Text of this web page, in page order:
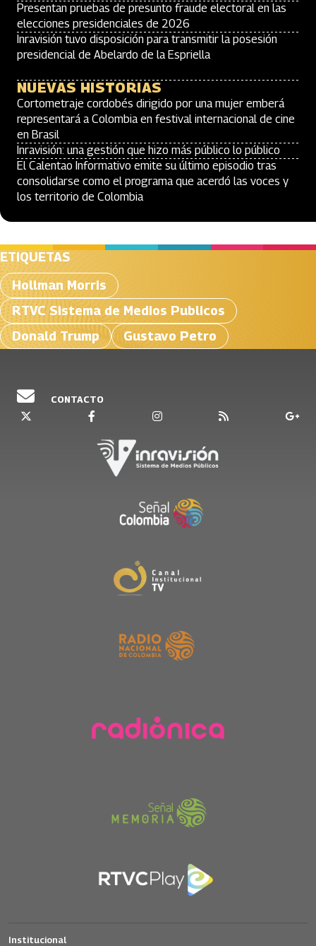
Presentan pruebas de presunto fraude electoral en las
elecciones presidenciales de 2026
Inravisión tuvo disposición para transmitir la posesión
presidencial de Abelardo de la Espriella
NUEVAS HISTORIAS
Cortometraje cordobés dirigido por una mujer emberá
representará a Colombia en festival internacional de cine
en Brasil
Inravisión: una gestión que hizo más público lo público
El Calentao Informativo emite su último episodio tras
consolidarse como el programa que acerdó las voces y
los territorio de Colombia
ETIQUETAS
Hollman Morris
RTVC Sistema de Medios Publicos
Donald Trump
Gustavo Petro
CONTACTO
Institucional